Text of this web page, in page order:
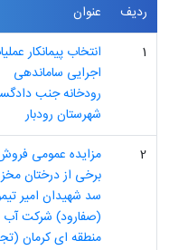
ردیف عنوان
1
انتخاب پیمانکار
اجرایی ساماندهی
رودخانه جنب
شهرستان رودبار
2
مزایده عمومی
برخی از درختان
سد شهیدان امیر
(صفارود) شرکت آب
منطقه ای کرمان